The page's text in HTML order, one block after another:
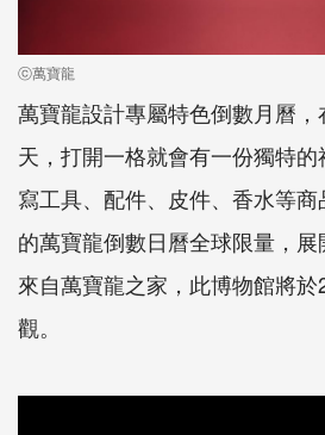
ⓒ萬寶龍
萬寶龍設計專屬特色倒數月曆
天，打開一格就會有一份獨特
寫工具、配件、皮件、香水等
的萬寶龍倒數日曆全球限量，
來自萬寶龍之家，此博物館將
觀。